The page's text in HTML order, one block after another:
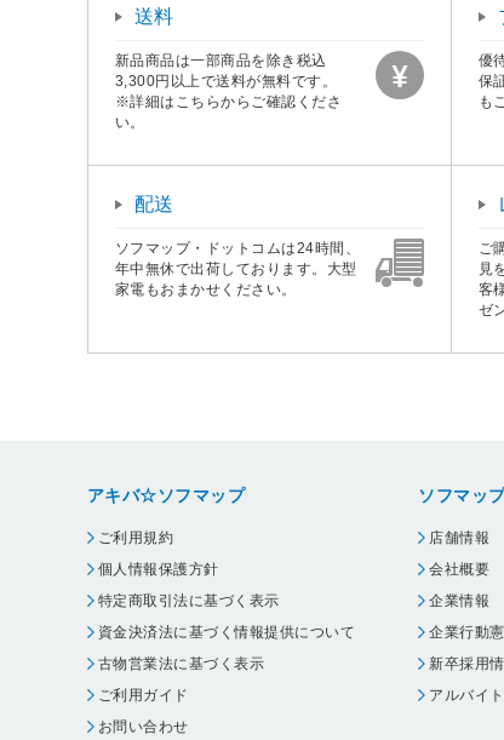
送料
新品商品は一部商品を除き税込
3,300円以上で送料が無料です。
※詳細はこちらからご確認くださ
い。
優
保
も
配送
ソフマップ・ドットコムは24時間、
年中無休で出荷しております。大型
家電もおまかせください。
ご
見
客
ゼ
アキバ☆ソフマップ
ご利用規約
個人情報保護方針
特定商取引法に基づく表示
資金決済法に基づく情報提供について
古物営業法に基づく表示
ご利用ガイド
お問い合わせ
ソフマッ
店舗情報
会社概要
企業情報
企業行動
新卒採用
アルバイ